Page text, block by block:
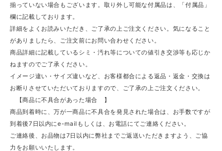
揃っていない場合もございます。取り外し可能な付属品は、「付属品」
欄に記載しております。
詳細をよくお読みいただき、ご了承の上ご注文ください。気になること
がありましたら、ご注文前にお問い合わせください。
商品詳細に記載しているシミ・汚れ等についての値引き交渉等も応じか
ねますのでご了承ください。
イメージ違い・サイズ違いなど、お客様都合による返品・返金・交換は
お断りさせていただいておりますので、ご了承の上ご注文ください。
【商品に不具合があった場合 】
商品到着時に、万が一商品に不具合を発見された場合は、お手数ですが
到着後7日以内にe-mailもしくは、お電話にてご連絡ください。
ご連絡後、お品物は7日以内に弊社までご返送いただきますよう、ご協
力をお願いいたします。